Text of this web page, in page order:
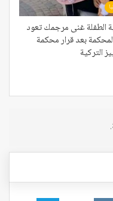
الطفلة غنى مرجمك تعود
بعد قرار محكمة
التركية